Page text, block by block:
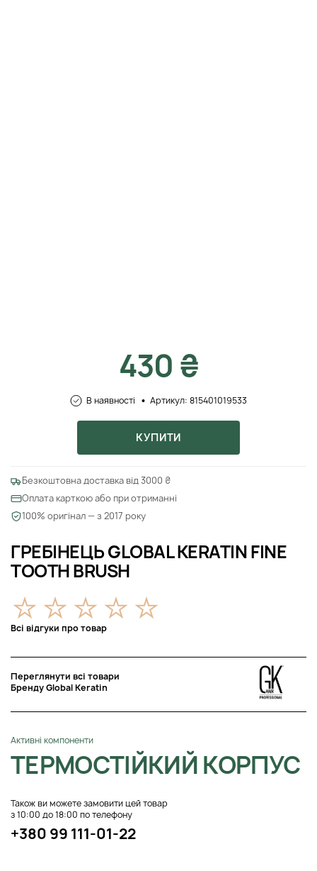
ГРЕБІНЕЦЬ GLOBAL KERATIN FINE
TOOTH BRUSH
Всі відгуки про товар
Переглянути всі товари
Бренду Global Keratin
Активні компоненти
ТЕРМОСТІЙКИЙ КОРПУС
Також ви можете замовити цей товар
з 10:00 до 18:00 по телефону
+380 99 111-01-22
430 ₴
В наявності Артикул: 815401019533
КУПИТИ
Безкоштовна доставка від 3000 ₴
Оплата карткою або при отриманні
100% оригінал — з 2017 року